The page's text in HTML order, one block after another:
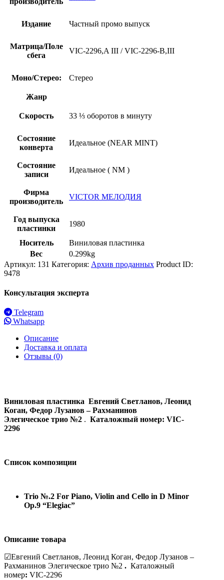
Издание Частный промо выпуск
Матрица/Поле
сбега
VIC-2296,A III / VIC-2296-B,III
Моно/Стерео: Стерео
Жанр
Скорость 33 ⅓ оборотов в минуту
Состояние
конверта
Идеальное (NEAR MINT)
Состояние
записи
Идеальное ( NM )
Фирма
производитель
VICTOR МЕЛОДИЯ
Год выпуска
пластинки
1980
Носитель
Виниловая пластинка
Вес
0.299kg
Артикул: 131 Категория: Архив проданных Product ID:
9478
Консультация эксперта
Telegram
Whatsapp
Описание
Доставка и оплата
Отзывы (0)
Виниловая пластинка Евгений Светланов, Леонид
Коган, Федор Лузанов – Рахманинов
Элегическое трио №2 . Каталожный номер: VIC-
2296
Список композиции
Trio №.2 For Piano, Violin and Cello in D Minor
Op.9 “Elegiac”
Описание товара
☑Евгений Светланов, Леонид Коган, Федор Лузанов –
Рахманинов Элегическое трио №2 . Каталожный
номер: VIC-2296